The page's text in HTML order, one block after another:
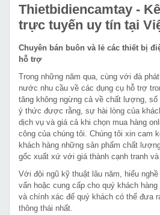
Thietbidiencamtay -
trực tuyến uy tín tại
Chuyên bán buôn và lẻ các thiết bị
hỗ trợ
Trong những năm qua, cùng với đà
nước nhu cầu về các dụng cụ hỗ trợ
tăng không ngừng cả về chất lượng,
ý thức được rằng, sự hài lòng của
dịch vụ và giá cả khi chọn mua hàng
công của chúng tôi. Chúng tôi xin cam
khách hàng những sản phẩm chất
gốc xuất xứ với giá thành cạnh tranh và
Với đội ngũ kỹ thuật lâu năm, hiểu
vấn hoặc cung cấp cho quý khách
và chính xác để quý khách có thể đưa
thông thái nhất.